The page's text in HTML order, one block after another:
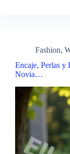
Fashion,
Encaje, Perlas y
Novia…